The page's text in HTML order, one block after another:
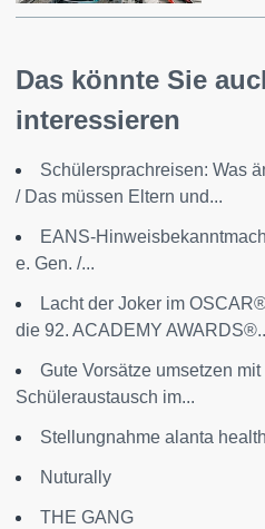
Das könnte Sie
interessieren
Schülersprachreisen: Was
/ Das müssen Eltern und...
EANS-
e. Gen. /...
Lacht der Joker im
die 92. ACADEMY
Gute Vorsätze umsetzen
Schüleraustausch im...
Stellungnahme alanta
Nuturally
THE GANG